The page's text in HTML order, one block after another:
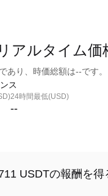
アルタイム価
あり、時価総額は--です。
ス
24時間最低(USD)
--
USDTの報酬を得